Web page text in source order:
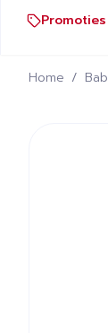
Promoties
Home /